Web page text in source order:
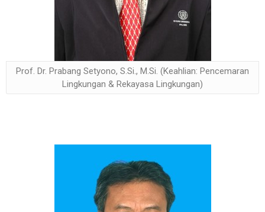
Prof. Dr. Prabang Setyono, S.Si., M.Si. (Keahlian: Pencemaran
Lingkungan & Rekayasa Lingkungan)